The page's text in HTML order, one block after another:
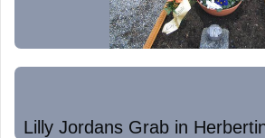
Lilly Jordans Grab in